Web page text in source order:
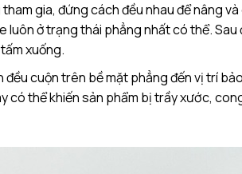
gia, đứng cách đều nhau để nâng và
ở trạng thái phẳng nhất có thể. Sau
xuống.
cuộn trên bề mặt phẳng đến vị trí
có thể khiến sản phẩm bị trầy xước,